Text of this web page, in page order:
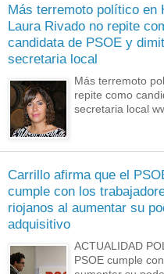
Más terremoto político en
Laura Rivado no repite
candidata de PSOE y
secretaria local
Más terremoto
repite como
secretaria local
Carrillo afirma que el
cumple con los
riojanos al aumentar su
adquisitivo
ACTUALIDAD
PSOE cumple